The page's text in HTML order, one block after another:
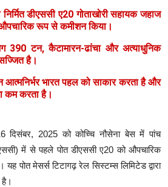
डीएससी ए20 गोताखोरी सहायक जहाज
रूप से कमीशन किया।
390 टन, कैटामारन-ढांचा और अत्याधुनिक
है।
भारत पहल को साकार करता है और
कम करता है।
दिसंबर, 2025 को कोच्चि नौसेना बेस में पांच
में से पहले पोत डीएससी ए20 को औपचारिक
पोत मेसर्स टिटागढ़ रेल सिस्टम्स लिमिटेड द्वारा
है।